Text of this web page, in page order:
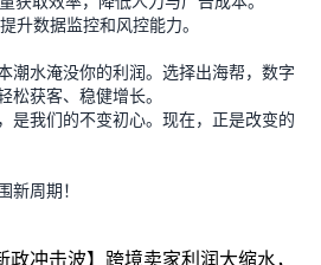
升数据监控和风控能力。
潮水淹没你的利润。选择出海帮，数字
松获客、稳健增长。
是我们的不变初心。现在，正是改变的
新周期！
政冲击波】跨境卖家利润大缩水，